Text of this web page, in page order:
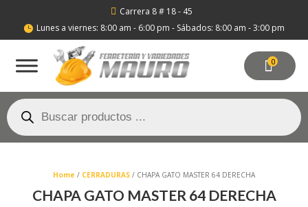
 Carrera 8 # 18 - 45
 Lunes a viernes: 8:00 am - 6:00 pm - Sábados: 8:00 am - 3:00 pm
0
Búsqueda
de
productos
Home / CERRADURAS / CHAPA GATO MASTER 64 DERECHA
CHAPA GATO MASTER 64 DERECHA